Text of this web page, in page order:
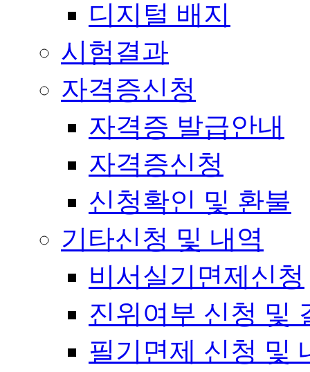
디지털 배지
시험결과
자격증신청
자격증 발급안내
자격증신청
신청확인 및 환불
기타신청 및 내역
비서실기면제신청
진위여부 신청 및
필기면제 신청 및